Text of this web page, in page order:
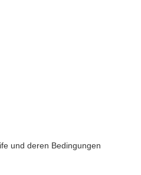
und deren Bedingungen